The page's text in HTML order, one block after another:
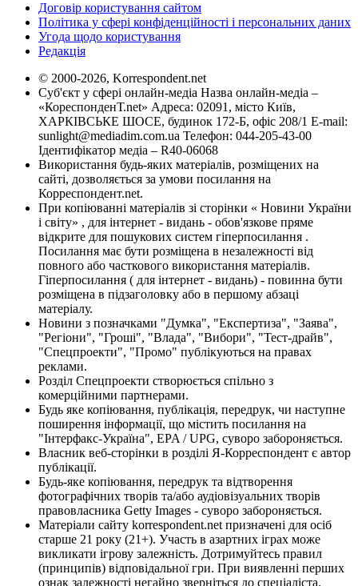
Договір користування сайтом
Політика у сфері конфіденційності і персональних даних
Угода щодо користування
Редакція
© 2000-2026, Korrespondent.net
Суб'єкт у сфері онлайн-медіа Назва онлайн-медіа –
«КореспонденТ.net» Адреса: 02091, місто Київ,
ХАРКІВСЬКЕ ШОСЕ, будинок 172-Б, офіс 208/1 E-mail:
sunlight@mediadim.com.ua Телефон: 044-205-43-00
Ідентифікатор медіа – R40-06068
Використання будь-яких матеріалів, розміщених на
сайті, дозволяється за умови посилання на
Корреспондент.net.
При копіюванні матеріалів зі сторінки « Новини України
і світу» , для інтернет - видань - обов'язкове пряме
відкрите для пошукових систем гіперпосилання .
Посилання має бути розміщена в незалежності від
повного або часткового використання матеріалів.
Гіперпосилання ( для інтернет - видань) - повинна бути
розміщена в підзаголовку або в першому абзаці
матеріалу.
Новини з позначками "Думка", "Експертиза", "Заява",
"Регіони", "Гроші", "Влада", "Вибори", "Тест-драйв",
"Спецпроекти", "Промо" публікуються на правах
реклами.
Розділ Спецпроекти створюється спільно з
комерційними партнерами.
Будь яке копіювання, публікація, передрук, чи наступне
поширення інформації, що містить посилання на
"Інтерфакс-Україна", EPA / UPG, суворо забороняється.
Власник веб-сторінки в розділі Я-Корреспондент є автор
публікації.
Будь-яке копіювання, передрук та відтворення
фотографічних творів та/або аудіовізуальних творів
правовласника Getty Images - суворо забороняється.
Матеріали сайту korrespondent.net призначені для осіб
старше 21 року (21+). Участь в азартних іграх може
викликати ігрову залежність. Дотримуйтесь правил
(принципів) відповідальної гри. При виявленні перших
ознак залежності негайно зверніться до спеціаліста.